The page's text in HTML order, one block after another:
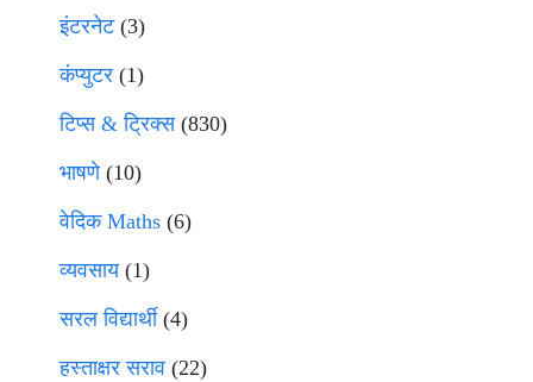
इंटरनेट(3)
कंप्युटर (1)
टिप्स & ट्रिक्स(830)
भाषणे(10)
वेदिक Maths (6)
व्यवसाय(1)
सरल विद्यार्थी(4)
हस्ताक्षर सराव (22)